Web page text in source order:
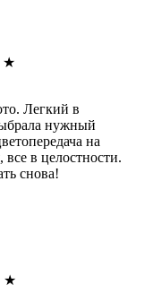
★
Легкий в
нужный
на
в целостности.
снова!
★